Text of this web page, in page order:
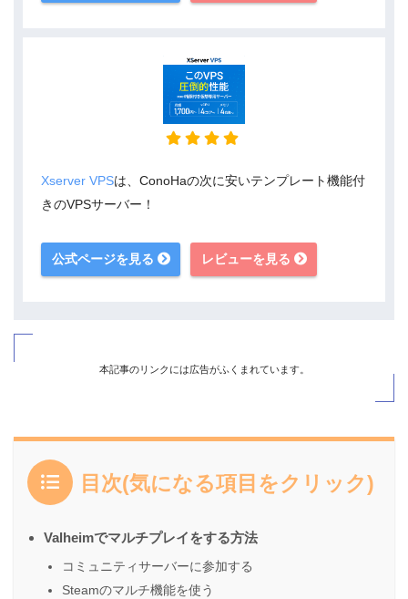
Xserver VPSは、ConoHaの次に安いテンプレート機能付
きのVPSサーバー！
公式ページを見る レビューを見る
本記事のリンクには広告がふくまれています。
目次(気になる項目をクリック)
Valheimでマルチプレイをする方法
コミュニティサーバーに参加する
Steamのマルチ機能を使う